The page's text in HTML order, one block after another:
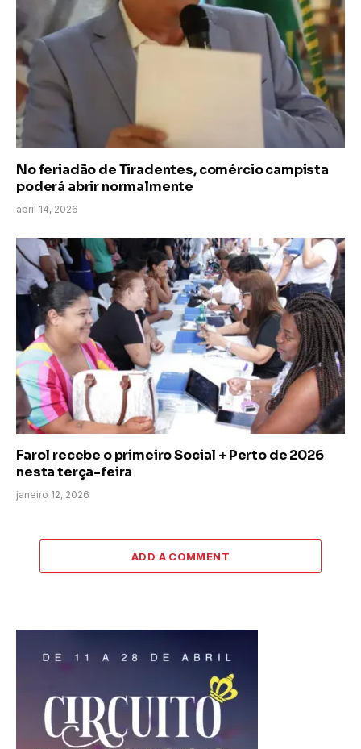
No feriadão de Tiradentes, comércio campista
poderá abrir normalmente
abril 14, 2026
Farol recebe o primeiro Social + Perto de 2026
nesta terça-feira
janeiro 12, 2026
ADD A COMMENT